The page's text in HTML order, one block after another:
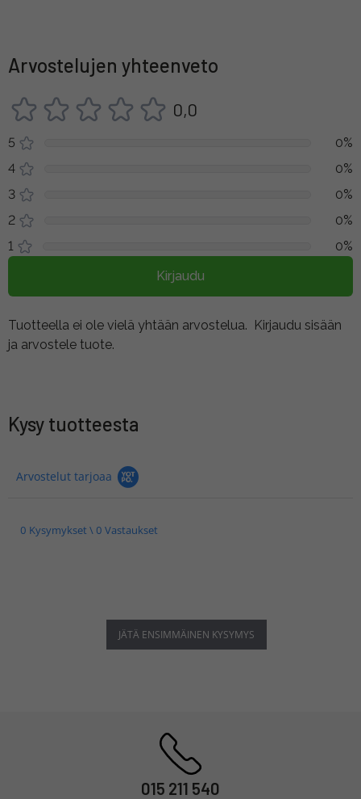
Arvostelujen yhteenveto
0,0
5
0%
4
0%
3
0%
2
0%
1
0%
Kirjaudu
Tuotteella ei ole vielä yhtään arvostelua. Kirjaudu sisään
ja arvostele tuote.
Kysy tuotteesta
Arvostelut tarjoaa
0 Kysymykset \ 0 Vastaukset
JÄTÄ ENSIMMÄINEN KYSYMYS
015 211 540